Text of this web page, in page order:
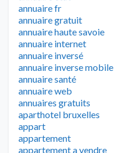
annuaire fr
annuaire gratuit
annuaire haute savoie
annuaire internet
annuaire inversé
annuaire inverse mobile
annuaire santé
annuaire web
annuaires gratuits
aparthotel bruxelles
appart
appartement
appartement a vendre